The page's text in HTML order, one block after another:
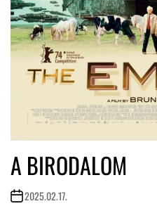
A BIRODALOM
2025.02.17.